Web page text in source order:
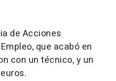
de Acciones
que acabó en
con un técnico, y un